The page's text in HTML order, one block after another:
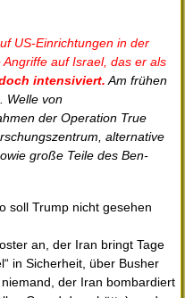
US-Einrichtungen in der
auf Israel, das er als
intensiviert. Am frühen
Welle von
der Operation True
alternative
große Teile des Ben-
soll Trump nicht gesehen
an, der Iran bringt Tage
in Sicherheit, über Busher
der Iran bombardiert